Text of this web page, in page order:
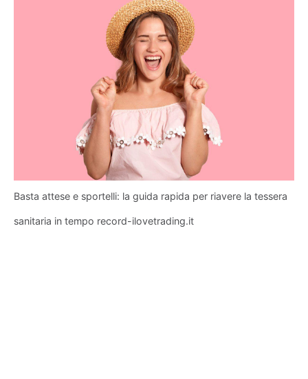
Basta attese e sportelli: la guida rapida per riavere la tessera
sanitaria in tempo record-ilovetrading.it